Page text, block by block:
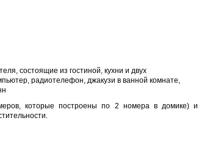
состоящие из гостиной, кухни и двух
радиотелефон, джакузи в ванной комнате,
которые построены по 2 номера в домике) и